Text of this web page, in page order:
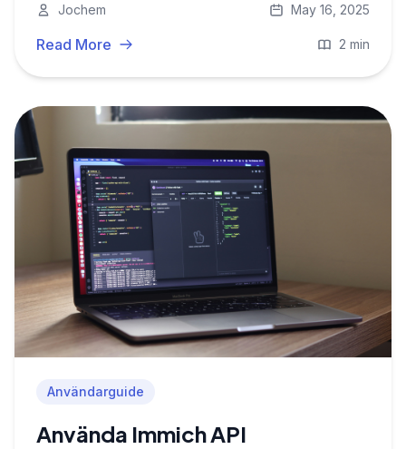
Jochem May 16, 2025
Read More 2 min
Användarguide
Använda Immich API